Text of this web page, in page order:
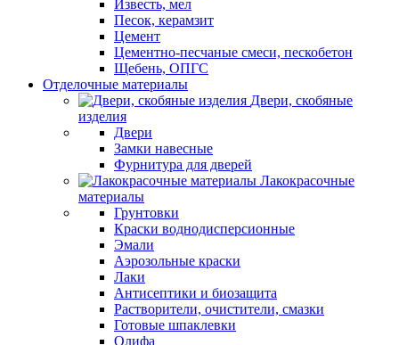
Известь, мел
Песок, керамзит
Цемент
Цементно-песчаные смеси, пескобетон
Щебень, ОПГС
Отделочные материалы
Двери, скобяные
изделия
Двери
Замки навесные
Фурнитура для дверей
Лакокрасочные
материалы
Грунтовки
Краски воднодисперсионные
Эмали
Аэрозольные краски
Лаки
Антисептики и биозащита
Растворители, очистители, смазки
Готовые шпаклевки
Олифа